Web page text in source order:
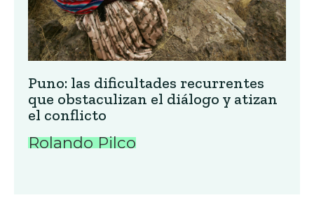
Puno: las dificultades recurrentes
que obstaculizan el diálogo y atizan
el conflicto
Rolando Pilco